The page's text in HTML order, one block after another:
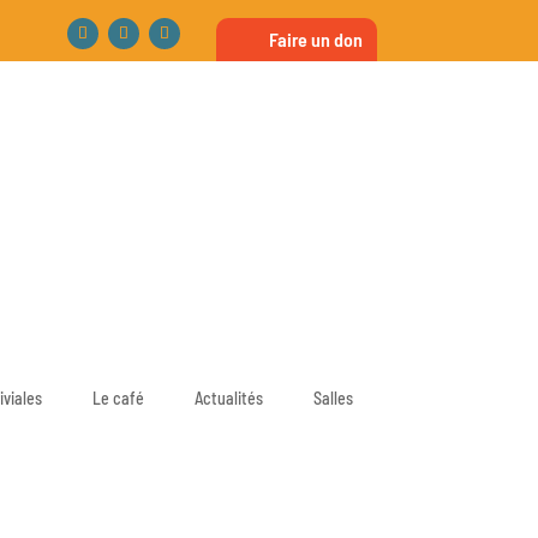
Faire un don
Le café Actualités Salles
Le sentiment de ne pas